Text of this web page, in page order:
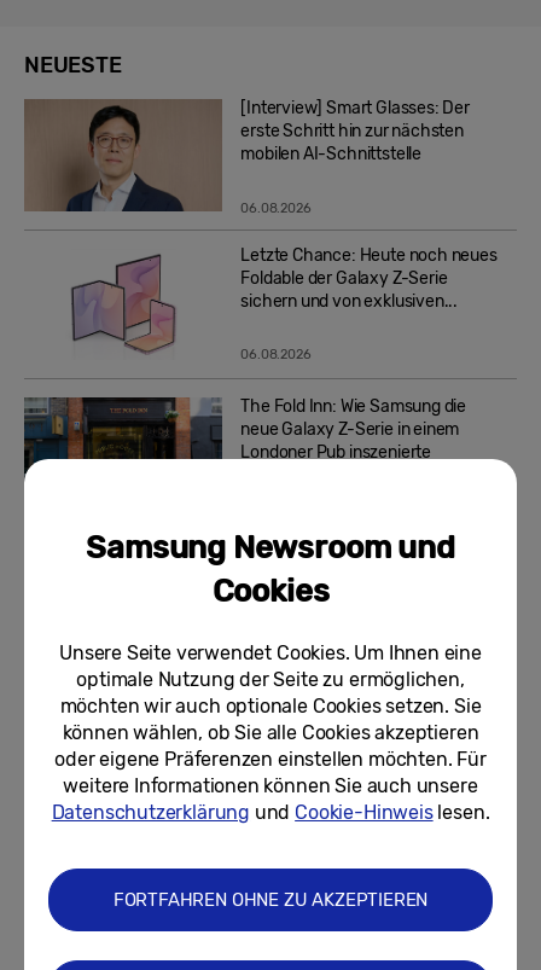
NEUESTE
[Interview] Smart Glasses: Der
erste Schritt hin zur nächsten
mobilen AI-Schnittstelle
06.08.2026
Letzte Chance: Heute noch neues
Foldable der Galaxy Z-Serie
sichern und von exklusiven...
06.08.2026
The Fold Inn: Wie Samsung die
neue Galaxy Z-Serie in einem
Londoner Pub inszenierte
Ready, set, game: Samsung bringt
das LAN-Party-Feeling mit der
Gaming Night ins Jahr 2026
05.08.2026
Der Samsung Unterschied: Ein mit
SmartThings vernetztes Zuhause
ist einfacher als man denkt
04.08.2026
Samsung „Gaming Weeks“
belohnen Spielefans mit coolen...
Samsung Newsroom und
Cookies
Unsere Seite verwendet Cookies. Um Ihnen eine
optimale Nutzung der Seite zu ermöglichen,
möchten wir auch optionale Cookies setzen. Sie
können wählen, ob Sie alle Cookies akzeptieren
oder eigene Präferenzen einstellen möchten. Für
weitere Informationen können Sie auch unsere
Datenschutzerklärung und Cookie-Hinweislesen.
FORTFAHREN OHNE ZU AKZEPTIEREN